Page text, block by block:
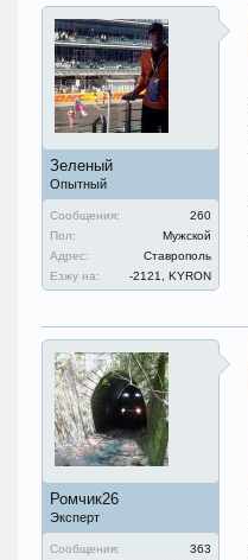
Зеленый
Опытный
Сообщения:
260
Пол:
Мужской
Адрес:
Ставрополь
Езжу на:
-2121, KYRON
Ромчик26
Эксперт
Сообщения:
363